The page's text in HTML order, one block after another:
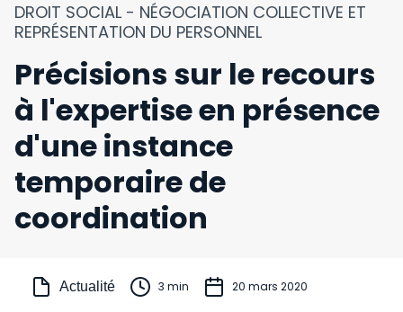
DROIT SOCIAL - NÉGOCIATION COLLECTIVE ET
REPRÉSENTATION DU PERSONNEL
Précisions sur le recours
à l'expertise en présence
d'une instance
temporaire de
coordination
Actualité 3 min 20 mars 2020